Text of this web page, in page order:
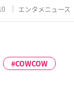
エンタメニュース
COWCOW